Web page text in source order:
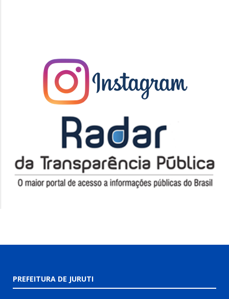
PREFEITURA DE JURUTI